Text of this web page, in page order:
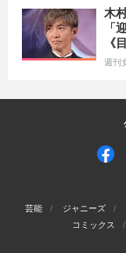
木
「
《
週刊
芸能 ジャニーズ
コミックス